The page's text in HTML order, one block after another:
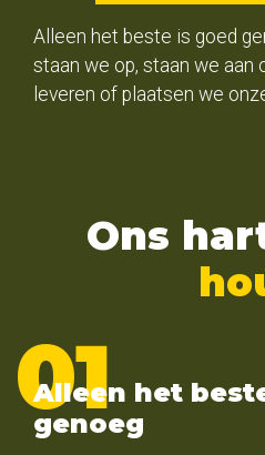
Alleen het beste is goed
staan we op, staan we aan
leveren of plaatsen we
Ons
Alleen het
genoeg